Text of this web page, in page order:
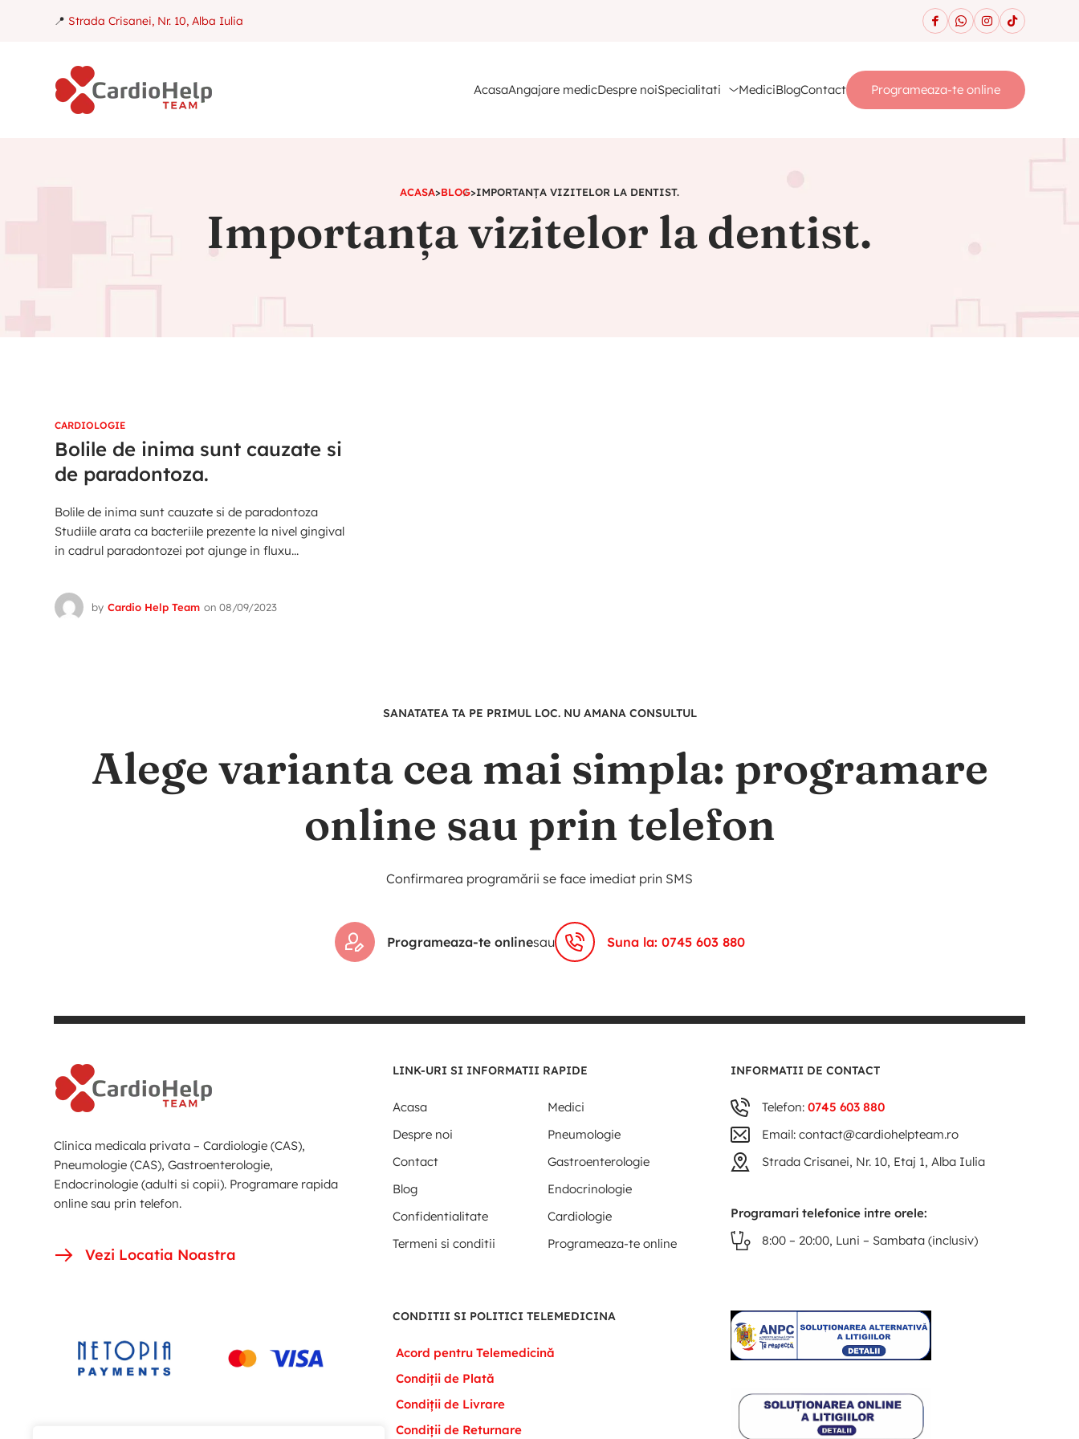
📍 Strada Crisanei, Nr. 10, Alba Iulia
AcasaAngajare medicDespre noiSpecialitati MediciBlogContact Programeaza-te online
ACASA>BLOG>IMPORTANȚA VIZITELOR LA DENTIST.
Importanța vizitelor la dentist.
CARDIOLOGIE
Bolile de inima sunt cauzate si
de paradontoza.
Bolile de inima sunt cauzate si de paradontoza
Studiile arata ca bacteriile prezente la nivel gingival
in cadrul paradontozei pot ajunge in fluxu...
by Cardio Help Team on 08/09/2023
SANATATEA TA PE PRIMUL LOC. NU AMANA CONSULTUL
Alege varianta cea mai simpla: programare
online sau prin telefon
Confirmarea programării se face imediat prin SMS
Programeaza-te onlinesau Suna la: 0745 603 880
Clinica medicala privata – Cardiologie (CAS),
Pneumologie (CAS), Gastroenterologie,
Endocrinologie (adulti si copii). Programare rapida
online sau prin telefon.
Vezi Locatia Noastra
LINK-URI SI INFORMATII RAPIDE
Acasa
Medici
Despre noi
Pneumologie
Contact
Gastroenterologie
Blog
Endocrinologie
Confidentialitate
Cardiologie
Termeni si conditii
Programeaza-te online
CONDITII SI POLITICI TELEMEDICINA
Acord pentru Telemedicină
Condiții de Plată
Condiții de Livrare
Condiții de Returnare
INFORMATII DE CONTACT
Telefon:0745 603 880
Email: contact@cardiohelpteam.ro
Strada Crisanei, Nr. 10, Etaj 1, Alba Iulia
Programari telefonice intre orele:
8:00 – 20:00, Luni – Sambata (inclusiv)